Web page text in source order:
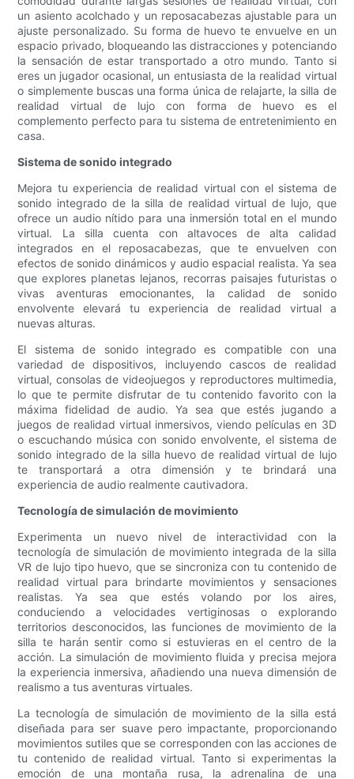
un asiento acolchado y un reposacabezas ajustable para un
ajuste personalizado. Su forma de huevo te envuelve en un
espacio privado, bloqueando las distracciones y potenciando
la sensación de estar transportado a otro mundo. Tanto si
eres un jugador ocasional, un entusiasta de la realidad virtual
o simplemente buscas una forma única de relajarte, la silla de
realidad virtual de lujo con forma de huevo es el
complemento perfecto para tu sistema de entretenimiento en
casa.
Sistema de sonido integrado
Mejora tu experiencia de realidad virtual con el sistema de
sonido integrado de la silla de realidad virtual de lujo, que
ofrece un audio nítido para una inmersión total en el mundo
virtual. La silla cuenta con altavoces de alta calidad
integrados en el reposacabezas, que te envuelven con
efectos de sonido dinámicos y audio espacial realista. Ya sea
que explores planetas lejanos, recorras paisajes futuristas o
vivas aventuras emocionantes, la calidad de sonido
envolvente elevará tu experiencia de realidad virtual a
nuevas alturas.
El sistema de sonido integrado es compatible con una
variedad de dispositivos, incluyendo cascos de realidad
virtual, consolas de videojuegos y reproductores multimedia,
lo que te permite disfrutar de tu contenido favorito con la
máxima fidelidad de audio. Ya sea que estés jugando a
juegos de realidad virtual inmersivos, viendo películas en 3D
o escuchando música con sonido envolvente, el sistema de
sonido integrado de la silla huevo de realidad virtual de lujo
te transportará a otra dimensión y te brindará una
experiencia de audio realmente cautivadora.
Tecnología de simulación de movimiento
Experimenta un nuevo nivel de interactividad con la
tecnología de simulación de movimiento integrada de la silla
VR de lujo tipo huevo, que se sincroniza con tu contenido de
realidad virtual para brindarte movimientos y sensaciones
realistas. Ya sea que estés volando por los aires,
conduciendo a velocidades vertiginosas o explorando
territorios desconocidos, las funciones de movimiento de la
silla te harán sentir como si estuvieras en el centro de la
acción. La simulación de movimiento fluida y precisa mejora
la experiencia inmersiva, añadiendo una nueva dimensión de
realismo a tus aventuras virtuales.
La tecnología de simulación de movimiento de la silla está
diseñada para ser suave pero impactante, proporcionando
movimientos sutiles que se corresponden con las acciones de
tu contenido de realidad virtual. Tanto si experimentas la
emoción de una montaña rusa, la adrenalina de una